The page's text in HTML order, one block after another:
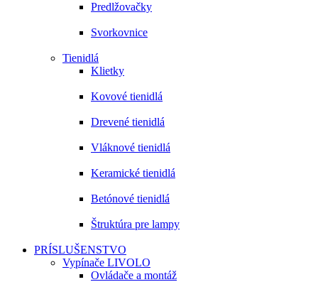
Predlžovačky
Svorkovnice
Tienidlá
Klietky
Kovové tienidlá
Drevené tienidlá
Vláknové tienidlá
Keramické tienidlá
Betónové tienidlá
Štruktúra pre lampy
PRÍSLUŠENSTVO
Vypínače LIVOLO
Ovládače a montáž